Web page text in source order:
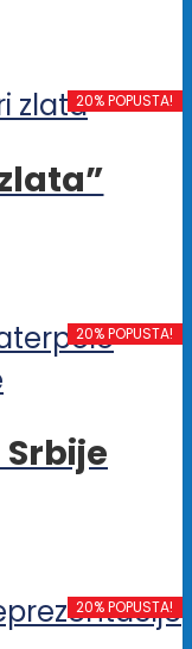
20% POPUSTA!
20% POPUSTA!
20% POPUSTA!